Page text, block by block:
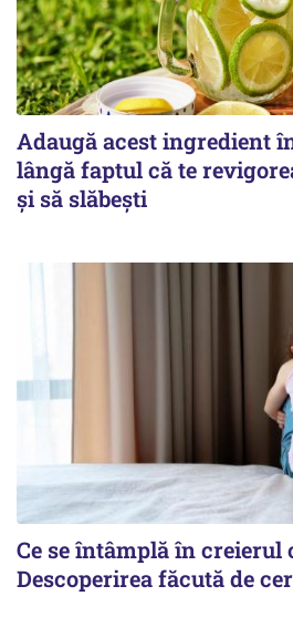
Adaugă acest ingredient
lângă faptul că te
și să slăbești
Ce se întâmplă în creierul
Descoperirea făcută de